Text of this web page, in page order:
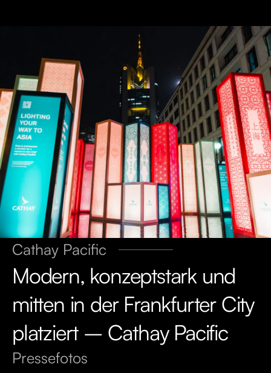
Cathay Pacific
Modern, konzeptstark und
mitten in der Frankfurter City
platziert – Cathay Pacific
Pressefotos